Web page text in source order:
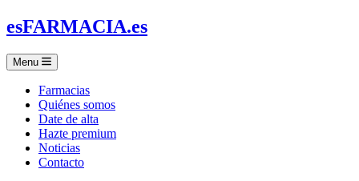
esFARMACIA.es
Menu
Farmacias
Quiénes somos
Date de alta
Hazte premium
Noticias
Contacto